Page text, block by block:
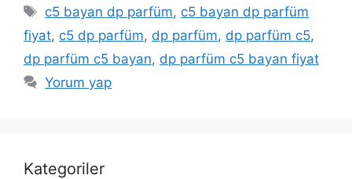
Etiketler
c5 bayan dp parfüm, c5 bayan dp parfüm
fiyat, c5 dp parfüm, dp parfüm, dp parfüm c5,
dp parfüm c5 bayan, dp parfüm c5 bayan fiyat
Yorum yap
Kategoriler